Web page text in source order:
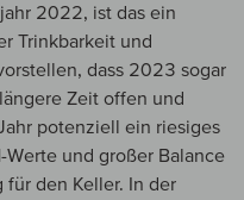
2022, ist das ein
Trinkbarkeit und
dass 2023 sogar
Zeit offen und
potenziell ein riesiges
und großer Balance
für den Keller. In der